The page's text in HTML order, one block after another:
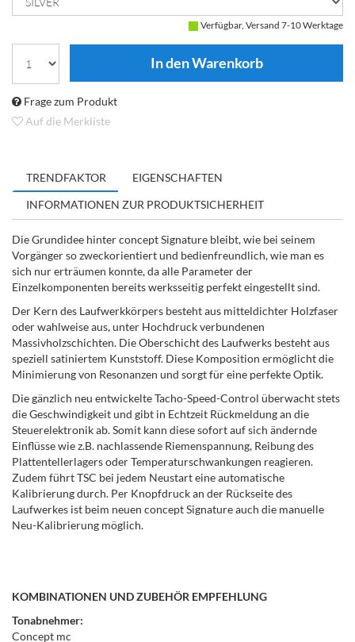
Verfügbar, Versand 7-10 Werktage
Frage zum Produkt
Auf die Merkliste
TRENDFAKTOR
EIGENSCHAFTEN
INFORMATIONEN ZUR PRODUKTSICHERHEIT
Die Grundidee hinter concept Signature bleibt, wie bei seinem
Vorgänger so zweckorientiert und bedienfreundlich, wie man es
sich nur erträumen konnte, da alle Parameter der
Einzelkomponenten bereits werksseitig perfekt eingestellt sind.
Der Kern des Laufwerkkörpers besteht aus mitteldichter Holzfaser
oder wahlweise aus, unter Hochdruck verbundenen
Massivholzschichten. Die Oberschicht des Laufwerks besteht aus
speziell satiniertem Kunststoff. Diese Komposition ermöglicht die
Minimierung von Resonanzen und sorgt für eine perfekte Optik.
Die gänzlich neu entwickelte Tacho-Speed-Control überwacht stets
die Geschwindigkeit und gibt in Echtzeit Rückmeldung an die
Steuerelektronik ab. Somit kann diese sofort auf sich ändernde
Einflüsse wie z.B. nachlassende Riemenspannung, Reibung des
Plattentellerlagers oder Temperaturschwankungen reagieren.
Zudem führt TSC bei jedem Neustart eine automatische
Kalibrierung durch. Per Knopfdruck an der Rückseite des
Laufwerkes ist beim neuen concept Signature auch die manuelle
Neu-Kalibrierung möglich.
KOMBINATIONEN UND ZUBEHÖR EMPFEHLUNG
Tonabnehmer:
Concept mc